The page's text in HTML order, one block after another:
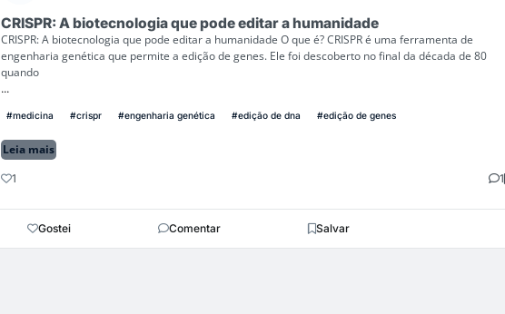
CRISPR: A biotecnologia que pode editar a humanidade
CRISPR: A biotecnologia que pode editar a humanidade O que é? CRISPR é uma ferramenta de
engenharia genética que permite a edição de genes. Ele foi descoberto no final da década de 80
quando
...
#medicina #crispr #engenharia genética #edição de dna #edição de genes
Leia mais
1 1
Gostei Comentar Salvar